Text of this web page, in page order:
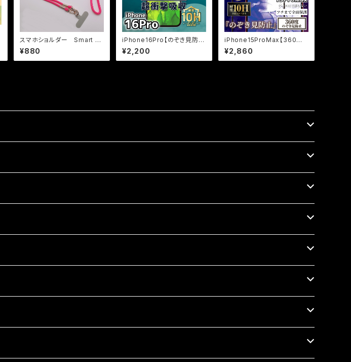
スマホショルダー Smart At
tach（スマートアタッチメント
＆ストラップ）【ビビットピンク】
¥880
iPhone16Pro【のぞき見防
止】割れないセラミックフィル
ム『鎧』全面フルカバー
¥2,200
iPhone15ProMax【360度
のぞき見防止】保証付きガラス
フィルム『鎧』全面フルカバー
¥2,860